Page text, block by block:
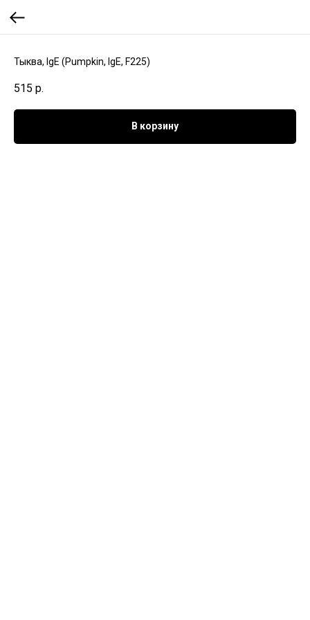
Тыква, IgE (Pumpkin, IgE, F225)
515 р.
В корзину